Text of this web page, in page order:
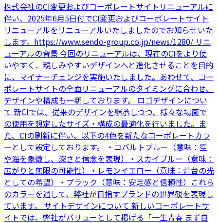
株式会社のCI変更およびコーポレートサイトリニューアルに
伴い、2025年6月5日付でCI変更およびコーポレートサイト
リニューアルをリニューアルいたしましたのでお知らせいた
します。https://www.sendo-group.co.jp/news/1280/ リニ
ューアルの背景 今回のリニューアルは、現在のCIをより使
いやすく、親しみやすいデザインへと進化させることを目的
に、マイナーチェンジを実施いたしました。あわせて、コー
ポレートサイトの全面リニューアルのタイミングに合わせ、
デザインや構成も一新しております。 ロゴデザインについ
て 新CIでは、従来のデザインを継承しつつ、様々な場面で
の使用を想定したサイズ・構成の最適化を行いました。ま
た、CIの刷新に伴い、以下の4色を新たなコーポレートカラ
ーとして設定しております。 ・コバルトブルー（意味：空
や海を象徴し、深さと信念を表現）・スカイブルー（意味：
広がりと無限の可能性）・レモンイエロー（意味：灯台の光
としての希望）・ブラック（意味：安定感と信頼性）これら
のカラーを通して、弊社が目指すブランドの世界観を表現し
ています。 サイトデザインについて 新しいコーポレートサ
イトでは、弊社がバリューとして掲げる「一生青春 まず自